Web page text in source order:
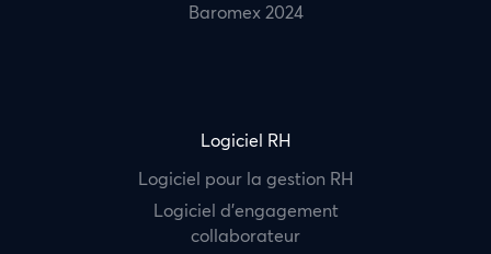
Baromex 2024
Logiciel RH
Logiciel pour la gestion RH
Logiciel d’engagement
collaborateur